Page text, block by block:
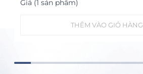
Giá (1 sản phẩm)
THÊM VÀO GIỎ HÀNG